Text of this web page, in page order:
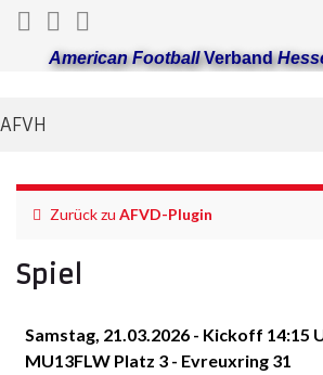
American FootballVerband
AFVH
Zurück zu AFVD-Plugin
Spiel
Samstag, 21.03.2026 - Kickoff 14:15
MU13FLW Platz 3 - Evreuxring 31